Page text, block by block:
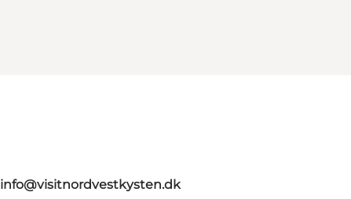
info@visitnordvestkysten.dk